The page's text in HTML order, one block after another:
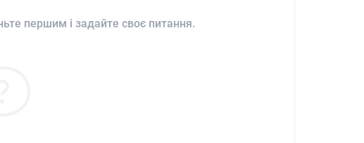
першим і задайте своє питання.